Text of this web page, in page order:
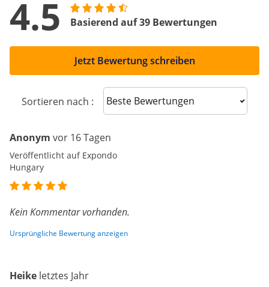
4.5 Basierend auf 39 Bewertungen
Jetzt Bewertung schreiben
Sortieren nach : Sort reviews
Anonym vor 16 Tagen
Veröffentlicht auf Expondo
Hungary
Kein Kommentar vorhanden.
Ursprüngliche Bewertung anzeigen
Heike letztes Jahr